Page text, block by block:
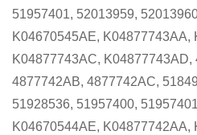
51957401, 52013959,
K04670545AE, K04877743AA,
K04877743AC,
4877742AB, 4877742AC,
51928536, 51957400,
K04670544AE, K04877742AA,